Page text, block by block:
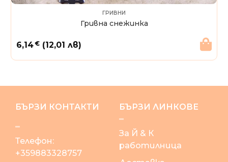
ГРИВНИ
Гривна снежинка
6,14€ (12,01 лв)
БЪРЗИ КОНТАКТИ
Телефон:
+359883328757
БЪРЗИ ЛИНКОВЕ
За Й & К
работилница